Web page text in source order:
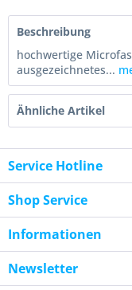
Beschreibung
hochwertige
ausgezeichnetes...
Ähnliche Artikel
Service Hotline
Shop Service
Informationen
Newsletter